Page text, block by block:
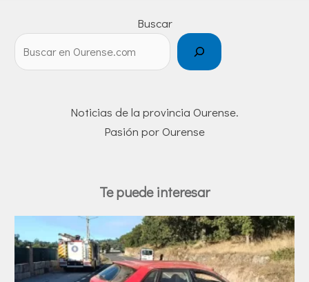
Buscar
Noticias de la provincia Ourense.
Pasión por Ourense
Te puede interesar